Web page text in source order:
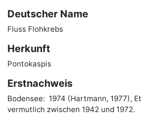
Deutscher Name
Fluss Flohkrebs
Herkunft
Pontokaspis
Erstnachweis
Bodensee: 1974 (Hartmann, 1977),
vermutlich zwischen 1942 und 1972.